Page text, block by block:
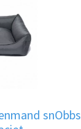
snObbs